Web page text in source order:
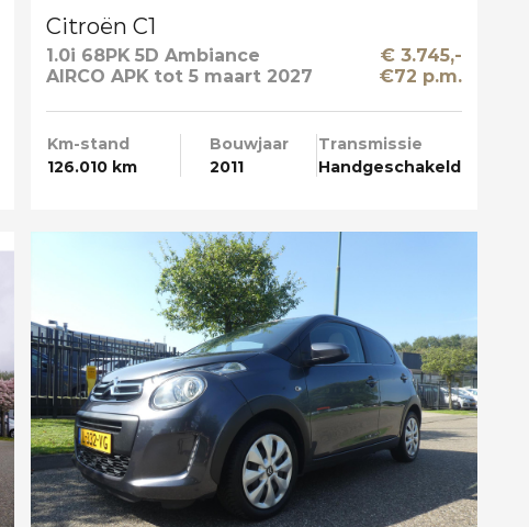
Citroën C1
1.0i 68PK 5D Ambiance
AIRCO APK tot 5 maart 2027
€ 3.745,-
€72 p.m.
Km-stand
126.010 km
Bouwjaar
2011
Transmissie
Handgeschakeld